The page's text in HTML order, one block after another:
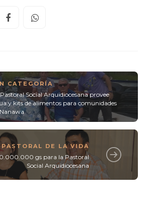
CATEGORÍA
Social Arquidiocesana provee
y kits de alimentos para comunidades
PASTORAL DE LA VIDA
gs para la Pastoral
Social Arquidiocesana